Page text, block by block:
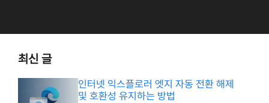
최신 글
인터넷 익스플로러 엣지 자동 전환 해제
및 호환성 유지하는 방법